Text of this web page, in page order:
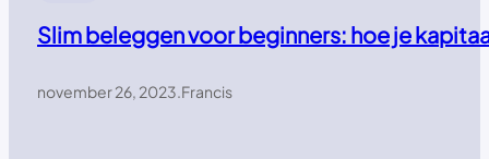
Slim beleggen voor beginners: hoe je
november 26, 2023.Francis